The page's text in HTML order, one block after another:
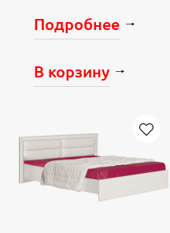
Подробнее
В корзину